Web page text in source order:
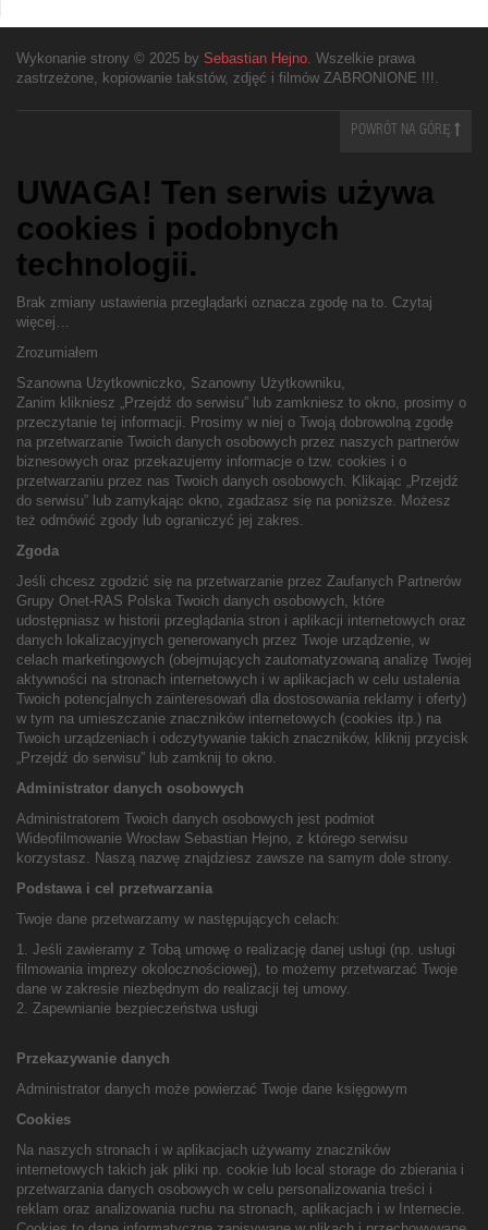
Wykonanie strony © 2025 by Sebastian Hejno. Wszelkie prawa
zastrzeżone, kopiowanie takstów, zdjęć i filmów ZABRONIONE !!!.
POWRÓT NA GÓRĘ
UWAGA! Ten serwis używa
cookies i podobnych
technologii.
Brak zmiany ustawienia przeglądarki oznacza zgodę na to. Czytaj
więcej…
Zrozumiałem
Szanowna Użytkowniczko, Szanowny Użytkowniku,
Zanim klikniesz „Przejdź do serwisu” lub zamkniesz to okno, prosimy o
przeczytanie tej informacji. Prosimy w niej o Twoją dobrowolną zgodę
na przetwarzanie Twoich danych osobowych przez naszych partnerów
biznesowych oraz przekazujemy informacje o tzw. cookies i o
przetwarzaniu przez nas Twoich danych osobowych. Klikając „Przejdź
do serwisu” lub zamykając okno, zgadzasz się na poniższe. Możesz
też odmówić zgody lub ograniczyć jej zakres.
Zgoda
Jeśli chcesz zgodzić się na przetwarzanie przez Zaufanych Partnerów
Grupy Onet-RAS Polska Twoich danych osobowych, które
udostępniasz w historii przeglądania stron i aplikacji internetowych oraz
danych lokalizacyjnych generowanych przez Twoje urządzenie, w
celach marketingowych (obejmujących zautomatyzowaną analizę Twojej
aktywności na stronach internetowych i w aplikacjach w celu ustalenia
Twoich potencjalnych zainteresowań dla dostosowania reklamy i oferty)
w tym na umieszczanie znaczników internetowych (cookies itp.) na
Twoich urządzeniach i odczytywanie takich znaczników, kliknij przycisk
„Przejdź do serwisu” lub zamknij to okno.
Administrator danych osobowych
Administratorem Twoich danych osobowych jest podmiot
Wideofilmowanie Wrocław Sebastian Hejno, z którego serwisu
korzystasz. Naszą nazwę znajdziesz zawsze na samym dole strony.
Podstawa i cel przetwarzania
Twoje dane przetwarzamy w następujących celach:
1. Jeśli zawieramy z Tobą umowę o realizację danej usługi (np. usługi
filmowania imprezy okolocznościowej), to możemy przetwarzać Twoje
dane w zakresie niezbędnym do realizacji tej umowy.
2. Zapewnianie bezpieczeństwa usługi
Przekazywanie danych
Administrator danych może powierzać Twoje dane księgowym
Cookies
Na naszych stronach i w aplikacjach używamy znaczników
internetowych takich jak pliki np. cookie lub local storage do zbierania i
przetwarzania danych osobowych w celu personalizowania treści i
reklam oraz analizowania ruchu na stronach, aplikacjach i w Internecie.